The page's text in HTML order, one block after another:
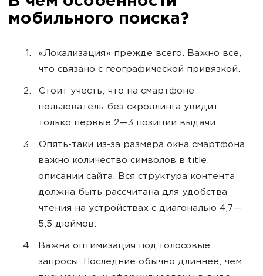
мобильного поиска?
«Локализация» прежде всего. Важно все,
что связано с географической привязкой.
Стоит учесть, что на смартфоне
пользователь без скроллинга увидит
только первые 2—3 позиции выдачи.
Опять-таки из-за размера окна смартфона
важно количество символов в title,
описании сайта. Вся структура контента
должна быть рассчитана для удобства
чтения на устройствах с диагональю 4,7—
5,5 дюймов.
Важна оптимизация под голосовые
запросы. Последние обычно длиннее, чем